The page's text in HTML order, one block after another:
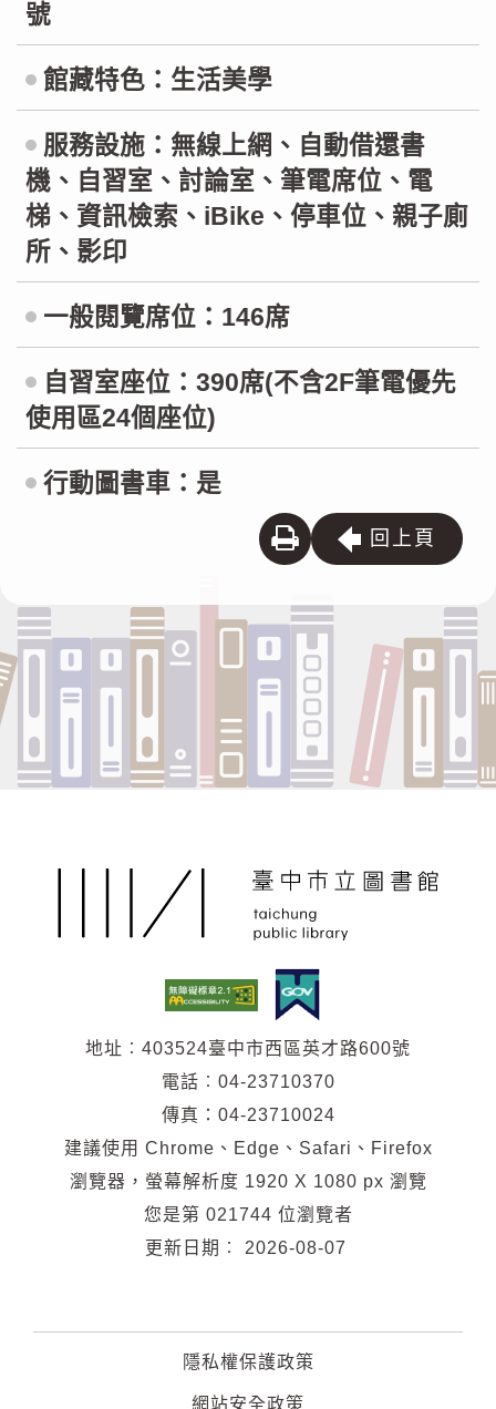
號
館藏特色：生活美學
服務設施：無線上網、自動借還書
機、自習室、討論室、筆電席位、電
梯、資訊檢索、iBike、停車位、親子廁
所、影印
一般閱覽席位：146席
自習室座位：390席(不含2F筆電優先
使用區24個座位)
行動圖書車：是
列
回上頁
地址︰403524臺中市西區英才路600號
電話︰04-23710370
傳真：04-23710024
建議使用 Chrome、Edge、Safari、Firefox
瀏覽器，螢幕解析度 1920 X 1080 px 瀏覽
您是第 021744 位瀏覽者
更新日期︰
2026-08-07
隱私權保護政策
網站安全政策